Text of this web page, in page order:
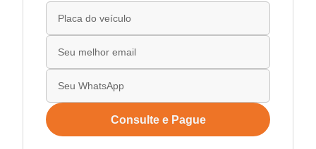
Consulte e Pague